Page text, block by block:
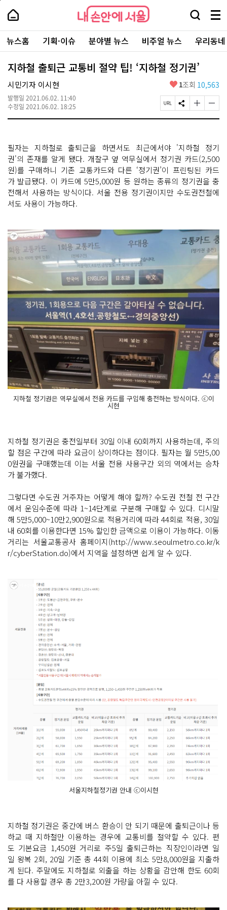
본
로
가
내
손
안
에
서
울
-
서
울
시
대
표
소
털
내
손
에
울
검
창
열
기
메
뉴
전
체
보
주
요
서
뉴스홈 기획·이슈 분야별 뉴스 비주얼 뉴스 우리동
지하철 출퇴근 교통비 절약 팁! ‘지하철 정기권’
시민기자 이시현
발행일 2021.06.02. 11:40
수정일 2021.06.02. 18:25
좋
요
1조회 10,563
페
이
R
L
복
사
S
N
유
하
기
글
자
크
게
변
경
하
기
글
자
작
게
변
경
하
기
필자는 지하철로 출퇴근을 하면서도 최근에서야 '지하철 정기
권'의 존재를 알게 됐다. 개찰구 옆 역무실에서 정기권 카드(2,500
원)를 구매하니 기존 교통카드와 다른 ‘정기권’이 프린팅된 카드
가 발급됐다. 이 카드에 5만5,000원 등 원하는 종류의 정기권을 충
전해서 사용하는 방식이다. 서울 전용 정기권이지만 수도권전철에
서도 사용이 가능하다.
지하철 정기권은 역무실에서 전용 카드를 구입해 충전하는 방식이다. ⓒ이
시현
지하철 정기권은 충전일부터 30일 이내 60회까지 사용하는데, 주의
할 점은 구간에 따라 요금이 상이하다는 점이다. 필자는 월 5만5,00
0원권을 구매했는데 이는 서울 전용 사용구간 외의 역에서는 승차
가 불가했다.
그렇다면 수도권 거주자는 어떻게 해야 할까? 수도권 전철 전 구간
에서 운임수준에 따라 1~14단계로 구분해 구매할 수 있다. 디시말
해 5만5,000~10만2,900원으로 적용거리에 따라 44회로 적용, 30일
내 60회를 이용한다면 15% 할인한 금액으로 이용이 가능하다. 이동
거리는 서울교통공사 홈페이지(http://www.seoulmetro.co.kr/k
r/cyberStation.do)에서 지역을 설정하면 쉽게 알 수 있다.
서울지하철정기권 안내 ⓒ이시현
지하철 정기권은 중간에 버스 환승이 안 되기 때문에 출퇴근이나 등
하교 때 지하철만 이용하는 경우에 교통비를 절약할 수 있다. 편
도 기본요금 1,450원 거리로 주5일 출퇴근하는 직장인이라면 일
일 왕복 2회, 20일 기준 총 44회 이용에 최소 5만8,000원을 지출하
게 된다. 주말에도 지하철로 외출을 하는 상황을 감안해 한도 60회
를 다 사용할 경우 총 2만3,200원 가량을 아낄 수 있다.
페
상
단
로